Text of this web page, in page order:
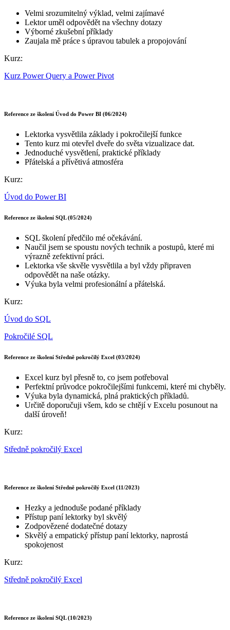
Velmi srozumitelný výklad, velmi zajímavé
Lektor uměl odpovědět na všechny dotazy
Výborné zkušební příklady
Zaujala mě práce s úpravou tabulek a propojování
Kurz:
Kurz Power Query a Power Pivot
Reference ze školení Úvod do Power BI (06/2024)
Lektorka vysvětlila základy i pokročilejší funkce
Tento kurz mi otevřel dveře do světa vizualizace dat.
Jednoduché vysvětlení, praktické příklady
Přátelská a přívětivá atmosféra
Kurz:
Úvod do Power BI
Reference ze školení SQL (05/2024)
SQL školení předčilo mé očekávání.
Naučil jsem se spoustu nových technik a postupů, které mi
výrazně zefektivní práci.
Lektorka vše skvěle vysvětlila a byl vždy připraven
odpovědět na naše otázky.
Výuka byla velmi profesionální a přátelská.
Kurz:
Úvod do SQL
Pokročilé SQL
Reference ze školení Středně pokročilý Excel (03/2024)
Excel kurz byl přesně to, co jsem potřeboval
Perfektní průvodce pokročilejšími funkcemi, které mi chyběly.
Výuka byla dynamická, plná praktických příkladů.
Určitě doporučuji všem, kdo se chtějí v Excelu posunout na
další úroveň!
Kurz:
Středně pokročilý Excel
Reference ze školení Středně pokročilý Excel (11/2023)
Hezky a jednoduše podané příklady
Přístup paní lektorky byl skvělý
Zodpovězené dodatečné dotazy
Skvělý a empatický přístup paní lektorky, naprostá
spokojenost
Kurz:
Středně pokročilý Excel
Reference ze školení SQL (10/2023)